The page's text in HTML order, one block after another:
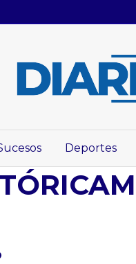
Deportes